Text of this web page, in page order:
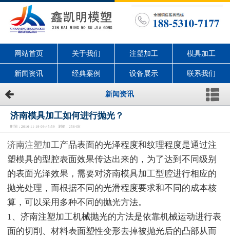
网站首页 关于我们 注塑加工 模具加工
新闻资讯 经典案例 设备展示 联系我们
新闻资讯
济南模具加工如何进行抛光？
时间：2016-11-19 09:45:59 浏览：2564次
济南注塑加工产品表面的光泽程度和纹理程度是通过注
塑模具的型腔表面效果传达出来的，为了达到不同级别
的表面光泽效果，需要对济南模具加工型腔进行相应的
抛光处理，而根据不同的光滑程度要求和不同的成本核
算，可以采用多种不同的抛光方法。
1、济南注塑加工机械抛光的方法是依靠机械运动进行表
面的切削、材料表面塑性变形去掉被抛光后的凸部从而